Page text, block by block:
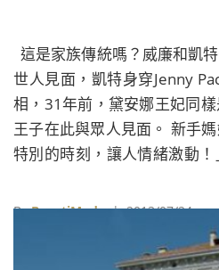
這是家族傳統嗎？威廉和凱
世人見面，凱特身穿Jenny
相，31年前，黛安娜王妃同
王子在此與眾人見面。 新手
特別的時刻，讓人情緒激動
ByBeautiMode| 2013/07/24